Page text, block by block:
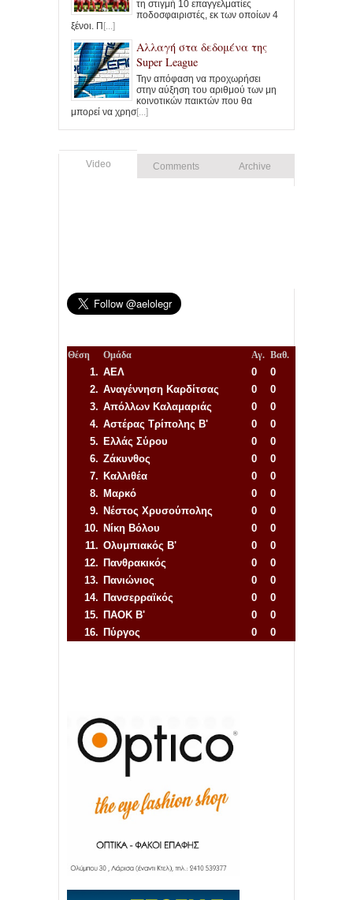
τη στιγμή 10 επαγγελματίες
ποδοσφαιριστές, εκ των οποίων 4
ξένοι. Π [...]
Αλλαγή στα δεδομένα της
Super League
Την απόφαση να προχωρήσει
στην αύξηση του αριθμού των μη
κοινοτικών παικτών που θα
μπορεί να χρησ[...]
Video Comments Archive
Θέση Ομάδα Αγ. Βαθ.
1. ΑΕΛ 0
0
2. Αναγέννηση Καρδίτσας 0
0
3. Απόλλων Καλαμαριάς 0
0
4. Αστέρας Τρίπολης Β' 0
0
5. Ελλάς Σύρου 0
0
6. Ζάκυνθος 0
0
7. Καλλιθέα 0
0
8. Μαρκό 0
0
9. Νέστος Χρυσούπολης 0
0
10. Νίκη Βόλου 0
0
11. Ολυμπιακός Β' 0
0
12. Πανθρακικός 0
0
13. Πανιώνιος 0
0
14. Πανσερραϊκός 0
0
15. ΠΑΟΚ Β' 0
0
16. Πύργος 0
0